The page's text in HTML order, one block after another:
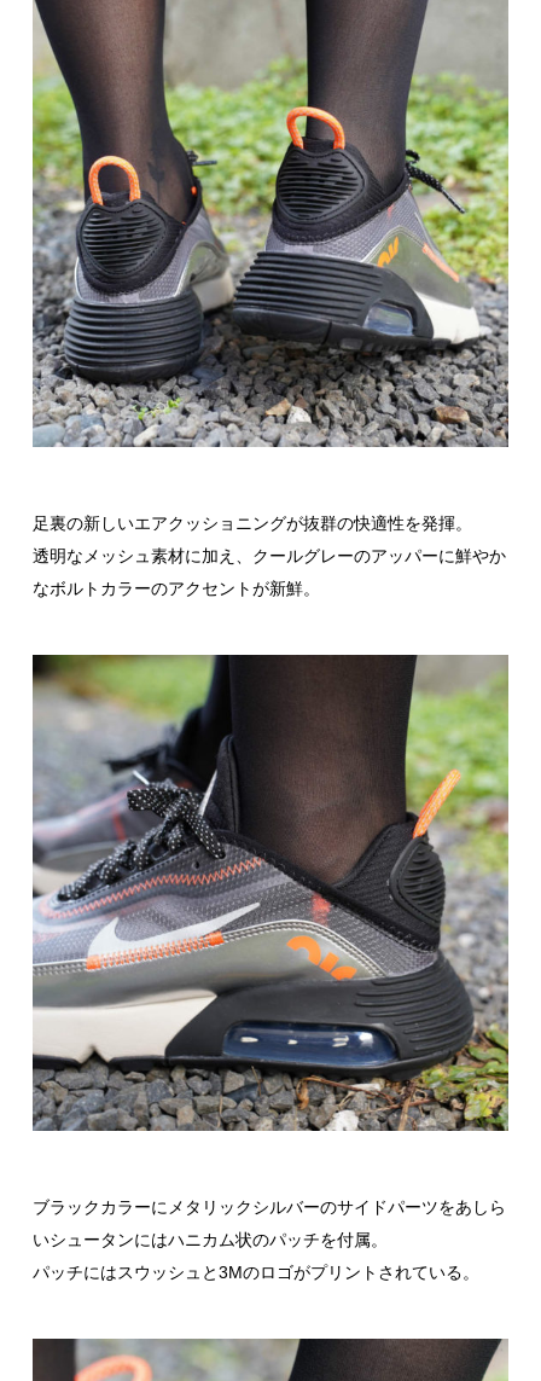
足裏の新しいエアクッショニングが抜群の快適性を発揮。
透明なメッシュ素材に加え、クールグレーのアッパーに鮮やか
なボルトカラーのアクセントが新鮮。
ブラックカラーにメタリックシルバーのサイドパーツをあしら
いシュータンにはハニカム状のパッチを付属。
パッチにはスウッシュと3Mのロゴがプリントされている。